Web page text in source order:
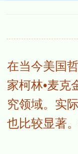
在当今美国
家柯林•麦克
究领域。实
也比较显著